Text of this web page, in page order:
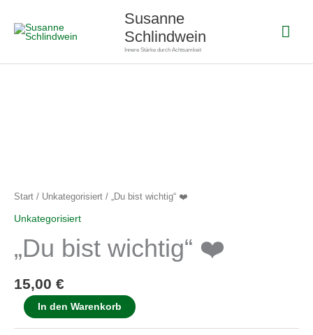
Inhalt
springen
Susanne
Schlindwein
Innere Stärke durch Achtsamkeit
Start / Unkategorisiert / „Du bist wichtig“ ❤️
Unkategorisiert
„Du bist wichtig“ ❤️
15,00 €
In den Warenkorb